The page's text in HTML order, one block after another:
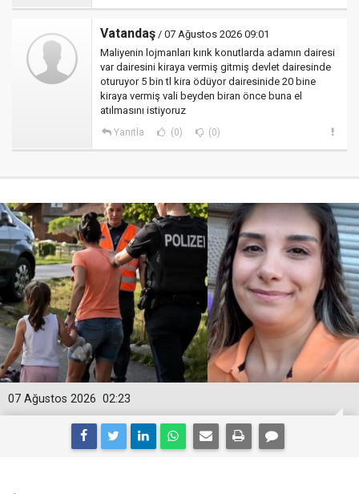
Vatandaş / 07 Ağustos 2026 09:01
Maliyenin lojmanları kırık konutlarda adamın dairesi
var dairesini kiraya vermiş gitmiş devlet dairesinde
oturuyor 5 bin tl kira ödüyor dairesinide 20 bine
kiraya vermiş vali beyden biran önce buna el
atılmasını istiyoruz
Yanıtla (0) (0)
02:23
07 Ağustos 2026